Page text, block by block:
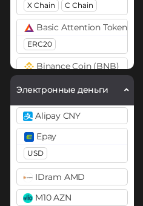
X Chain C Chain
Basic Attention Token
ERC20
Binance Coin (BNB)
Bitcoin (BTC)
BTC BEP20 Lightning
Bitcoin Cash (BCH)
Bitcoin SV (BSV)
BitTorrent (BTT)
Электронные деньги
Alipay CNY
Epay
USD
IDram AMD
M10 AZN